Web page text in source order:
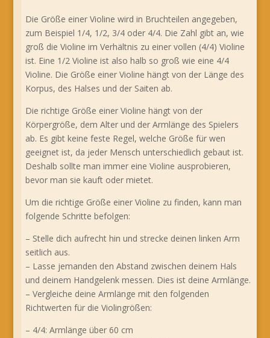
Die Größe einer Violine wird in Bruchteilen angegeben,
zum Beispiel 1/4, 1/2, 3/4 oder 4/4. Die Zahl gibt an, wie
groß die Violine im Verhältnis zu einer vollen (4/4) Violine
ist. Eine 1/2 Violine ist also halb so groß wie eine 4/4
Violine. Die Größe einer Violine hängt von der Länge des
Korpus, des Halses und der Saiten ab.
Die richtige Größe einer Violine hängt von der
Körpergröße, dem Alter und der Armlänge des Spielers
ab. Es gibt keine feste Regel, welche Größe für wen
geeignet ist, da jeder Mensch unterschiedlich gebaut ist.
Deshalb sollte man immer eine Violine ausprobieren,
bevor man sie kauft oder mietet.
Um die richtige Größe einer Violine zu finden, kann man
folgende Schritte befolgen:
– Stelle dich aufrecht hin und strecke deinen linken Arm
seitlich aus.
– Lasse jemanden den Abstand zwischen deinem Hals
und deinem Handgelenk messen. Dies ist deine Armlänge.
– Vergleiche deine Armlänge mit den folgenden
Richtwerten für die Violingrößen:
– 4/4: Armlänge über 60 cm